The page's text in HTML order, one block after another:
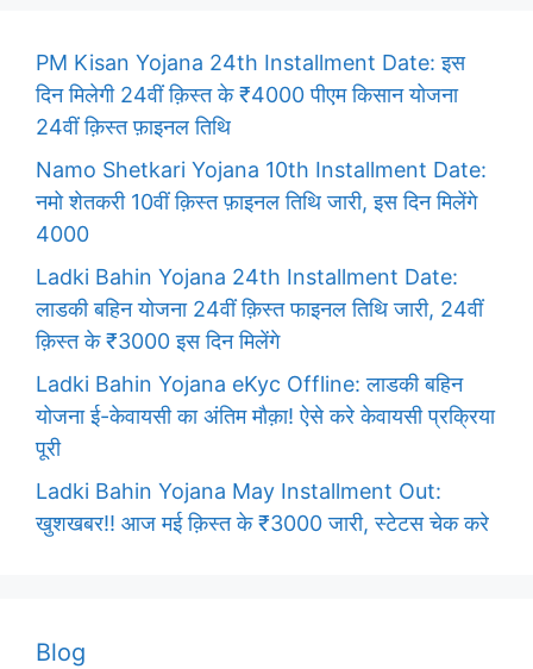
PM Kisan Yojana 24th Installment Date: इस
दिन मिलेगी 24वीं क़िस्त के ₹4000 पीएम किसान योजना
24वीं क़िस्त फ़ाइनल तिथि
Namo Shetkari Yojana 10th Installment Date:
नमो शेतकरी 10वीं क़िस्त फ़ाइनल तिथि जारी, इस दिन मिलेंगे
4000
Ladki Bahin Yojana 24th Installment Date:
लाडकी बहिन योजना 24वीं क़िस्त फाइनल तिथि जारी, 24वीं
क़िस्त के ₹3000 इस दिन मिलेंगे
Ladki Bahin Yojana eKyc Offline: लाडकी बहिन
योजना ई-केवायसी का अंतिम मौक़ा! ऐसे करे केवायसी प्रक्रिया
पूरी
Ladki Bahin Yojana May Installment Out:
खुशखबर!! आज मई क़िस्त के ₹3000 जारी, स्टेटस चेक करे
Blog